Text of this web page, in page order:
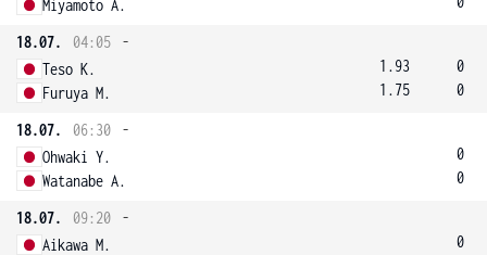
Miyamoto A.
18.07. 04:05
-
Teso K.
Furuya M.
1.93
1.75
0
0
18.07. 06:30
-
Ohwaki Y.
Watanabe A.
0
0
18.07. 09:20
-
Aikawa M.
0